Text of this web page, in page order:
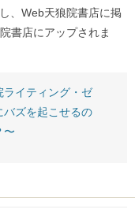
、Web天狼院書店に掲
書店にアップされま
ライティング・ゼ
バズを起こせるの
〜